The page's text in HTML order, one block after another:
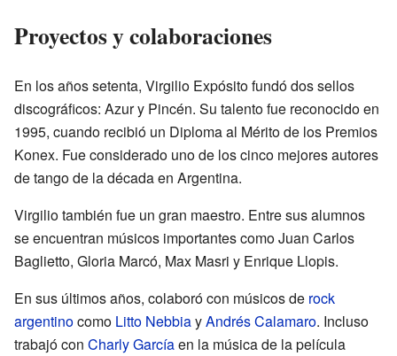
Proyectos y colaboraciones
En los años setenta, Virgilio Expósito fundó dos sellos
discográficos: Azur y Pincén. Su talento fue reconocido en
1995, cuando recibió un Diploma al Mérito de los Premios
Konex. Fue considerado uno de los cinco mejores autores
de tango de la década en Argentina.
Virgilio también fue un gran maestro. Entre sus alumnos
se encuentran músicos importantes como Juan Carlos
Baglietto, Gloria Marcó, Max Masri y Enrique Llopis.
En sus últimos años, colaboró con músicos de rock
argentinocomo Litto NebbiayAndrés Calamaro. Incluso
trabajó con Charly Garcíaen la música de la película